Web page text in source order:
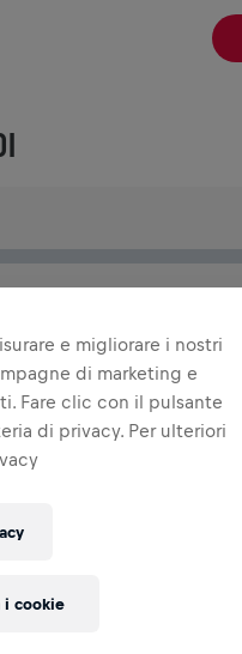
donazione viene
e migliorare i nostri
di marketing e
Fare clic con il pulsante
di privacy. Per ulteriori
i cookie